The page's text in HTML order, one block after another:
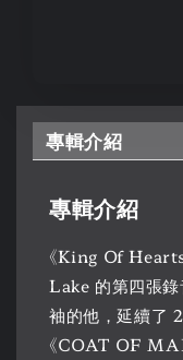
專輯介紹
專輯介紹
《King Of
Lake 的第四張
袖的他，延續了
《COAT OF